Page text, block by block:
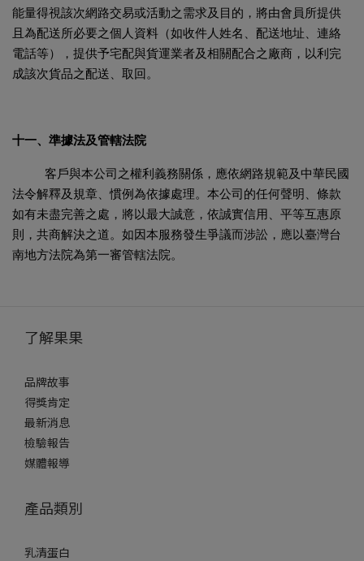
能量得視該次網路交易或活動之需求及目的，將由會員所提供
且為配送所必要之個人資料（如收件人姓名、配送地址、連絡
電話等），提供予宅配與貨運業者及相關配合之廠商，以利完
成該次貨品之配送、取回。
十一、準據法及管轄法院
客戶與本公司之權利義務關係，應依網路規範及中華民國
法令解釋及規章、慣例為依據處理。本公司的任何聲明、條款
如有未盡完善之處，將以最大誠意，依誠實信用、平等互惠原
則，共商解決之道。如因本服務發生爭議而涉訟，應以臺灣台
南地方法院為第一審管轄法院。
了解果果
品牌故事
得獎肯定
最新消息
檢驗報告
媒體報導
產品類別
乳清蛋白